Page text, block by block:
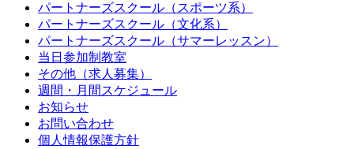
パートナーズスクール（スポーツ系）
パートナーズスクール（文化系）
パートナーズスクール（サマーレッスン）
当日参加制教室
その他（求人募集）
週間・月間スケジュール
お知らせ
お問い合わせ
個人情報保護方針